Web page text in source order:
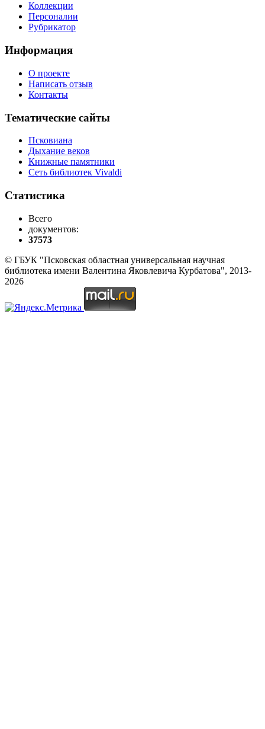
Коллекции
Персоналии
Рубрикатор
Информация
О проекте
Написать отзыв
Контакты
Тематические сайты
Псковиана
Дыхание веков
Книжные памятники
Сеть библиотек Vivaldi
Статистика
Всего
документов:
37573
© ГБУК "Псковская областная универсальная научная
библиотека имени Валентина Яковлевича Курбатова", 2013-
2026